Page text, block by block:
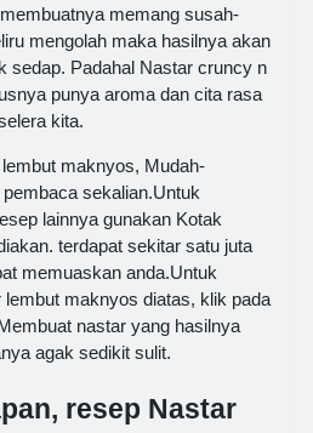
memang susah-
mengolah maka hasilnya akan
sedap. Padahal Nastar cruncy n
punya aroma dan cita rasa
kita.
maknyos, Mudah-
sekalian.Untuk
lainnya gunakan Kotak
terdapat sekitar satu juta
memuaskan anda.Untuk
maknyos diatas, klik pada
nastar yang hasilnya
agak sedikit sulit.
resep Nastar